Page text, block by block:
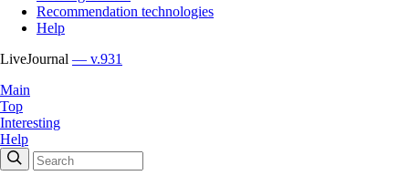
Recommendation technologies
Help
LiveJournal — v.931
Main
Top
Interesting
Help